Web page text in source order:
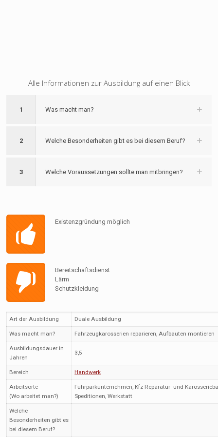
Alle Informationen zur Ausbildung auf einen Blick
1 Was macht man?
2 Welche Besonderheiten gibt es bei diesem Beruf?
3 Welche Voraussetzungen sollte man mitbringen?
Existenzgründung möglich
Bereitschaftsdienst
Lärm
Schutzkleidung
Art der Ausbildung Duale Ausbildung
Was macht man? Fahrzeugkarosserien reparieren, Aufbauten montieren
Ausbildungsdauer in
Jahren
3,5
Bereich Handwerk
Arbeitsorte
(Wo arbeitet man?)
Fuhrparkunternehmen, Kfz-Reparatur- und
Speditionen, Werkstatt
Welche
Besonderheiten gibt es
bei diesem Beruf?